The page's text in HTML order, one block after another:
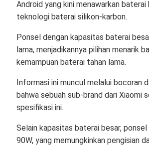
Android yang kini menawarkan
teknologi baterai silikon-karbon.
Ponsel dengan kapasitas baterai
lama, menjadikannya pilihan menarik
kemampuan baterai tahan lama.
Informasi ini muncul melalui bocoran
bahwa sebuah sub-brand dari Xiaomi
spesifikasi ini.
Selain kapasitas baterai besar,
90W, yang memungkinkan pengisian